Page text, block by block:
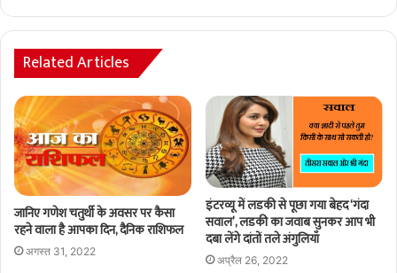
Related Articles
जानिए गणेश चतुर्थी के अवसर पर कैसा
रहने वाला है आपका दिन, दैनिक राशिफल
अगस्त 31, 2022
इंटरव्यू में लडकी से पूछा गया बेहद ‘गंदा
सवाल’, लडकी का जवाब सुनकर आप भी
दबा लेंगे दांतों तले अंगुलियाँ
अप्रैल 26, 2022